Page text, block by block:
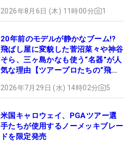
2026年8月6日 (木) 11時00分 1
20年前のモデルが静かなブーム!?
飛ばし屋に変貌した菅沼菜々や神谷
そら、三ヶ島かなも使う“名器”が人
気な理由【ツアープロたちの“飛ば
2026年7月29日 (水) 14時02分 5
米国キャロウェイ、PGAツアー選
手たちが使用するノーメッキブレー
ドを限定発売